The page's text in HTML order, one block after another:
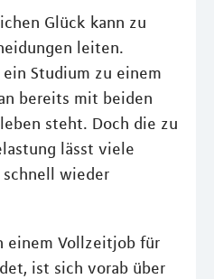
Glück kann zu
leiten.
Studium zu einem
bereits mit beiden
steht. Doch die zu
lässt viele
schnell wieder
einem Vollzeitjob für
ist sich vorab über